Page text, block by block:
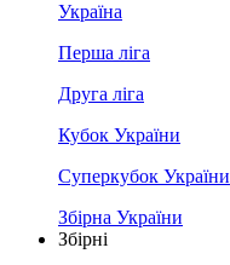
Україна
Перша ліга
Друга ліга
Кубок України
Суперкубок України
Збірна України
Збірні